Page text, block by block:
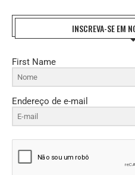
INSCREVA-SE EM
First Name
Endereço de e-mail